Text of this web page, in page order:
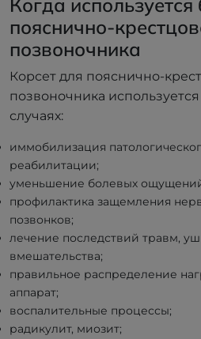
Когда
пояснично-
позвоночника
Корсет для пояснично-
позвоночника
случаях:
иммобилизация
реабилитации;
уменьшение болевых
профилактика защемления
позвонков;
лечение последствий травм,
вмешательства;
правильное распределение
аппарат;
воспалительные процессы;
радикулит, миозит;